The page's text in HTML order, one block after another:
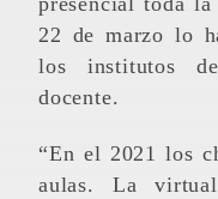
22 de marzo lo
los institutos
docente.
“En el 2021 los chicos tienen que volver a las
aulas. La